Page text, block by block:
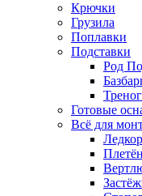
Крючки
Грузила
Поплавки
Подставки
Род
Готовые
Всё для